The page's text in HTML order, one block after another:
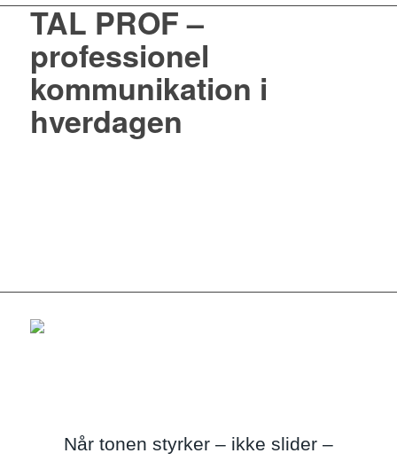
TAL PROF –
professionel
kommunikation i
hverdagen
Når tonen styrker – ikke slider –